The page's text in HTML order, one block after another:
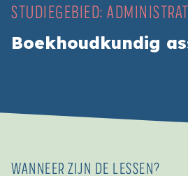
STUDIEGEBIED:
Boekhoudkundig
WANNEER ZIJN DE LESSEN?